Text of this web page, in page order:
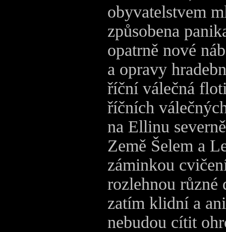
obyvatelstvem
způsobena
opatrně nové
a opravy
říční válečná
říčních
na Ellinu
Země Šelem a
záminkou
rozlehnou různé
zatím klidní a
nebudou cítit